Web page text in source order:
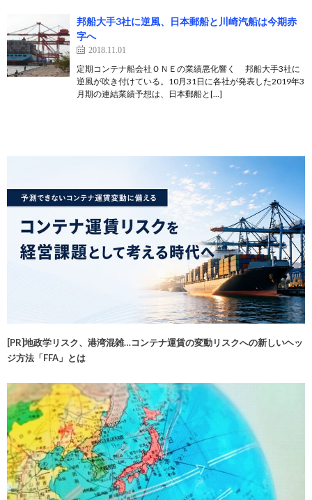
邦船大手3社に逆風、日本郵船と川崎汽船は今期赤
字へ
2018.11.01
定期コンテナ船会社ＯＮＥの業績悪化響く 邦船大手3社に
逆風が吹き付けている。10月31日に各社が発表した2019年3
月期の連結業績予想は、日本郵船と[…]
[PR]地政学リスク、港湾混雑…コンテナ運賃の変動リスクへの新しいヘッ
ジ方法「FFA」とは